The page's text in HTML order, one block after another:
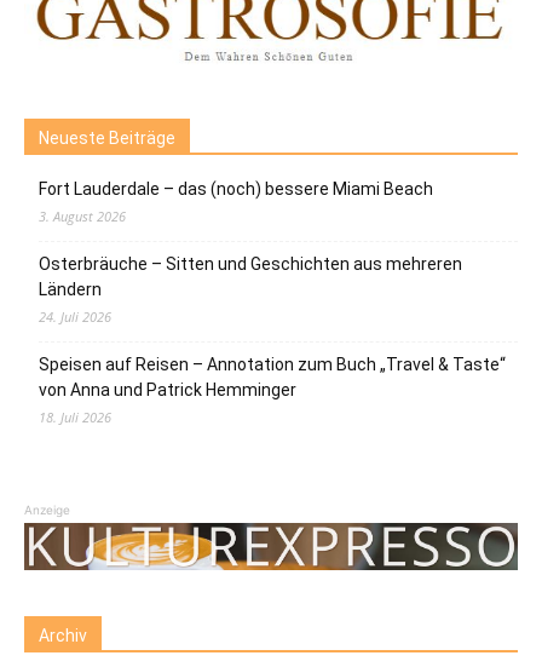
Neueste Beiträge
Fort Lauderdale – das (noch) bessere Miami Beach
3. August 2026
Osterbräuche – Sitten und Geschichten aus mehreren
Ländern
24. Juli 2026
Speisen auf Reisen – Annotation zum Buch „Travel & Taste“
von Anna und Patrick Hemminger
18. Juli 2026
Anzeige
Archiv